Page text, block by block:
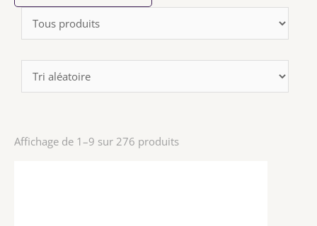
Affichage de 1–9 sur 276 produits